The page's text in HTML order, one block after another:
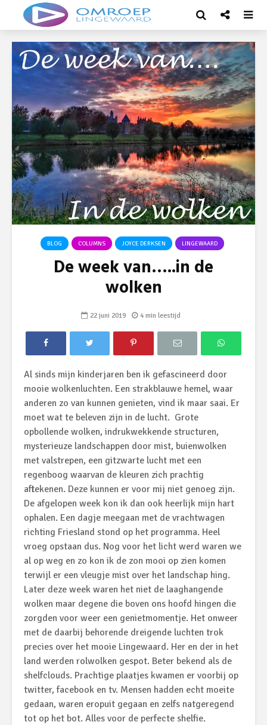
BLOG COLUMNS JOYCE DERKSEN LINGEWAARD
De week van…..in de
wolken
22 juni 2019 4 min leestijd
Al sinds mijn kinderjaren ben ik gefascineerd door
mooie wolkenluchten. Een strakblauwe hemel, waar
anderen zo van kunnen genieten, vind ik maar saai. Er
moet wat te beleven zijn in de lucht. Grote
opbollende wolken, indrukwekkende structuren,
mysterieuze landschappen door mist, buienwolken
met valstrepen, een gitzwarte lucht met een
regenboog waarvan de kleuren zich prachtig
aftekenen. Deze kunnen er voor mij niet genoeg zijn.
De afgelopen week kon ik dan ook heerlijk mijn hart
ophalen. Een dagje meegaan met de vrachtwagen
richting Friesland stond op het programma. Heel
vroeg opstaan dus. Nog voor het licht werd waren we
al op weg en zo kon ik de zon mooi op zien komen
terwijl er een vleugje mist over het landschap hing.
Later deze week waren het niet de laaghangende
wolken maar degene die boven ons hoofd hingen die
zorgden voor weer een genietmomentje. Het onweer
met de daarbij behorende dreigende luchten trok
precies over het mooie Lingewaard. Her en der in het
land werden rolwolken gespot. Beter bekend als de
shelfclouds. Prachtige plaatjes kwamen er voorbij op
twitter, facebook en tv. Mensen hadden echt moeite
gedaan, waren eropuit gegaan en zelfs natgeregend
tot op het bot. Alles voor de perfecte shelfie.